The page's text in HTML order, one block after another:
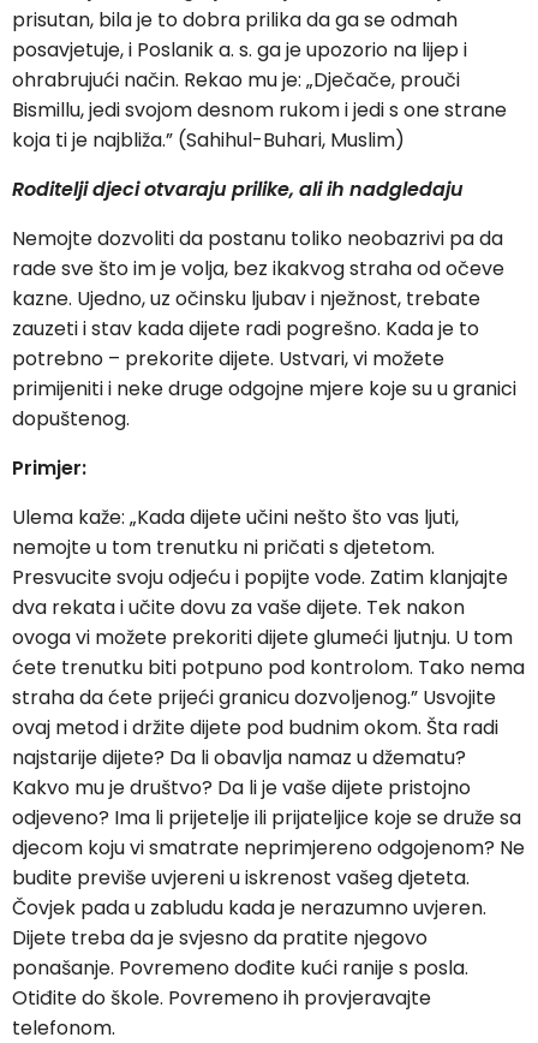
prisutan, bila je to dobra prilika da ga se odmah
posavjetuje, i Poslanik a. s. ga je upozorio na lijep i
ohrabrujući način. Rekao mu je: „Dječače, prouči
Bismillu, jedi svojom desnom rukom i jedi s one strane
koja ti je najbliža.” (Sahihul-Buhari, Muslim)
Roditelji djeci otvaraju prilike, ali ih nadgledaju
Nemojte dozvoliti da postanu toliko neobazrivi pa da
rade sve što im je volja, bez ikakvog straha od očeve
kazne. Ujedno, uz očinsku ljubav i nježnost, trebate
zauzeti i stav kada dijete radi pogrešno. Kada je to
potrebno – prekorite dijete. Ustvari, vi možete
primijeniti i neke druge odgojne mjere koje su u granici
dopuštenog.
Primjer:
Ulema kaže: „Kada dijete učini nešto što vas ljuti,
nemojte u tom trenutku ni pričati s djetetom.
Presvucite svoju odjeću i popijte vode. Zatim klanjajte
dva rekata i učite dovu za vaše dijete. Tek nakon
ovoga vi možete prekoriti dijete glumeći ljutnju. U tom
ćete trenutku biti potpuno pod kontrolom. Tako nema
straha da ćete prijeći granicu dozvoljenog.” Usvojite
ovaj metod i držite dijete pod budnim okom. Šta radi
najstarije dijete? Da li obavlja namaz u džematu?
Kakvo mu je društvo? Da li je vaše dijete pristojno
odjeveno? Ima li prijetelje ili prijateljice koje se druže sa
djecom koju vi smatrate neprimjereno odgojenom? Ne
budite previše uvjereni u iskrenost vašeg djeteta.
Čovjek pada u zabludu kada je nerazumno uvjeren.
Dijete treba da je svjesno da pratite njegovo
ponašanje. Povremeno dođite kući ranije s posla.
Otiđite do škole. Povremeno ih provjeravajte
telefonom.